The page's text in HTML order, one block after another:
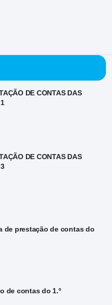
DE CONTAS DAS
DE CONTAS DAS
de prestação de contas do
de contas do 1.º